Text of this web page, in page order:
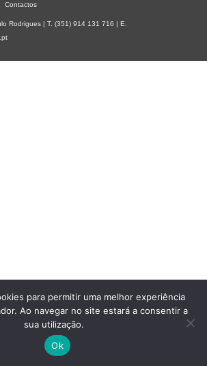
Contactos
Rodrigues | T. (351) 914 131 716 | E.
para permitir uma melhor experiência
Ao navegar no site estará a consentir a
sua utilização.
Ok